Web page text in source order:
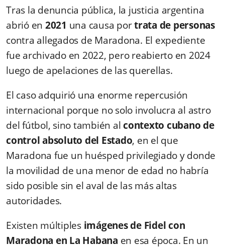
Tras la denuncia pública, la justicia argentina
abrió en 2021 una causa portrata de personas
contra allegados de Maradona. El expediente
fue archivado en 2022, pero reabierto en 2024
luego de apelaciones de las querellas.
El caso adquirió una enorme repercusión
internacional porque no solo involucra al astro
del fútbol, sino también alcontexto cubano de
control absoluto del Estado, en el que
Maradona fue un huésped privilegiado y donde
la movilidad de una menor de edad no habría
sido posible sin el aval de las más altas
autoridades.
Existen múltiples imágenes de Fidel con
Maradona en La Habana en esa época. En un